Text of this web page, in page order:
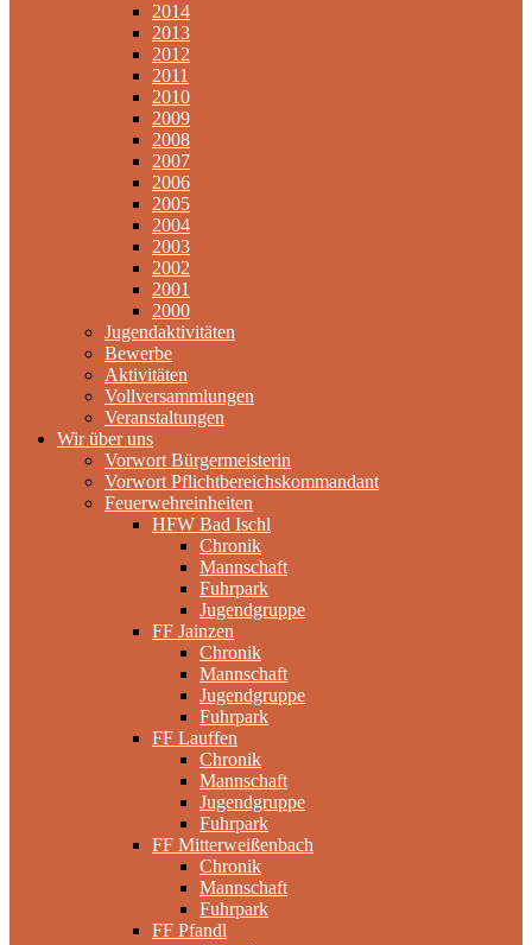
2014
2013
2012
2011
2010
2009
2008
2007
2006
2005
2004
2003
2002
2001
2000
Jugendaktivitäten
Bewerbe
Aktivitäten
Vollversammlungen
Veranstaltungen
Wir über uns
Vorwort Bürgermeisterin
Vorwort Pflichtbereichskommandant
Feuerwehreinheiten
HFW Bad Ischl
Chronik
Mannschaft
Fuhrpark
Jugendgruppe
FF Jainzen
Chronik
Mannschaft
Jugendgruppe
Fuhrpark
FF Lauffen
Chronik
Mannschaft
Jugendgruppe
Fuhrpark
FF Mitterweißenbach
Chronik
Mannschaft
Fuhrpark
FF Pfandl